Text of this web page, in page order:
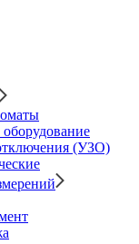
(УЗО)